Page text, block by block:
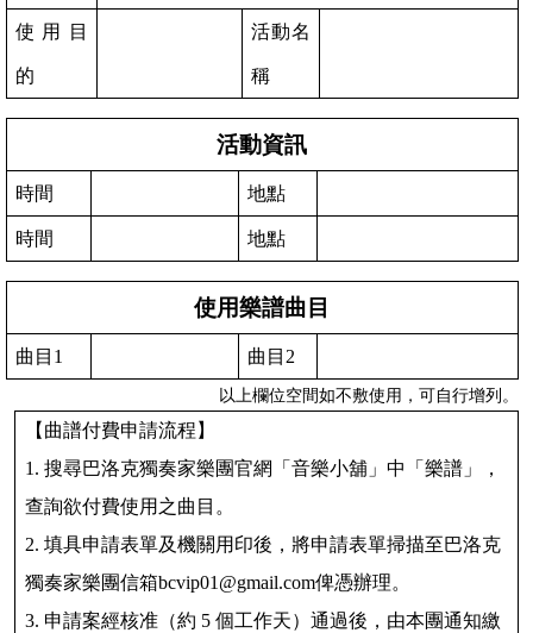
使用目
的
活動名
稱
活動資訊
時間 地點
時間 地點
使用樂譜曲目
曲目1 曲目2
以上欄位空間如不敷使用，可自行增列。
【曲譜付費申請流程】
1. 搜尋巴洛克獨奏家樂團官網「音樂小舖」中「樂譜」，
查詢欲付費使用之曲目。
2. 填具申請表單及機關用印後，將申請表單掃描至巴洛克
獨奏家樂團信箱bcvip01@gmail.com俾憑辦理。
3. 申請案經核准（約 5 個工作天）通過後，由本團通知繳